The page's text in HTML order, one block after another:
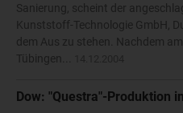
Sanierung, scheint der
Kunststoff-Technologie GmbH,
dem Aus zu stehen. Nachdem
Tübingen...
Dow: "Questra"-Produktion